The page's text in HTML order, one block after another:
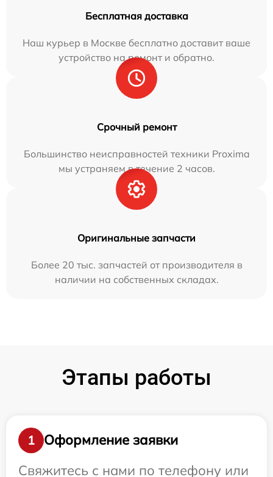
Бесплатная доставка
Наш курьер в Москве бесплатно доставит ваше
устройство на ремонт и обратно.
Срочный ремонт
Большинство неисправностей техники Proxima
мы устраняем в течение 2 часов.
Оригинальные запчасти
Более 20 тыс. запчастей от производителя в
наличии на собственных складах.
Этапы работы
1
Оформление заявки
Свяжитесь с нами по телефону или